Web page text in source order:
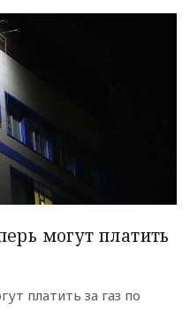
могут платить
платить за газ по